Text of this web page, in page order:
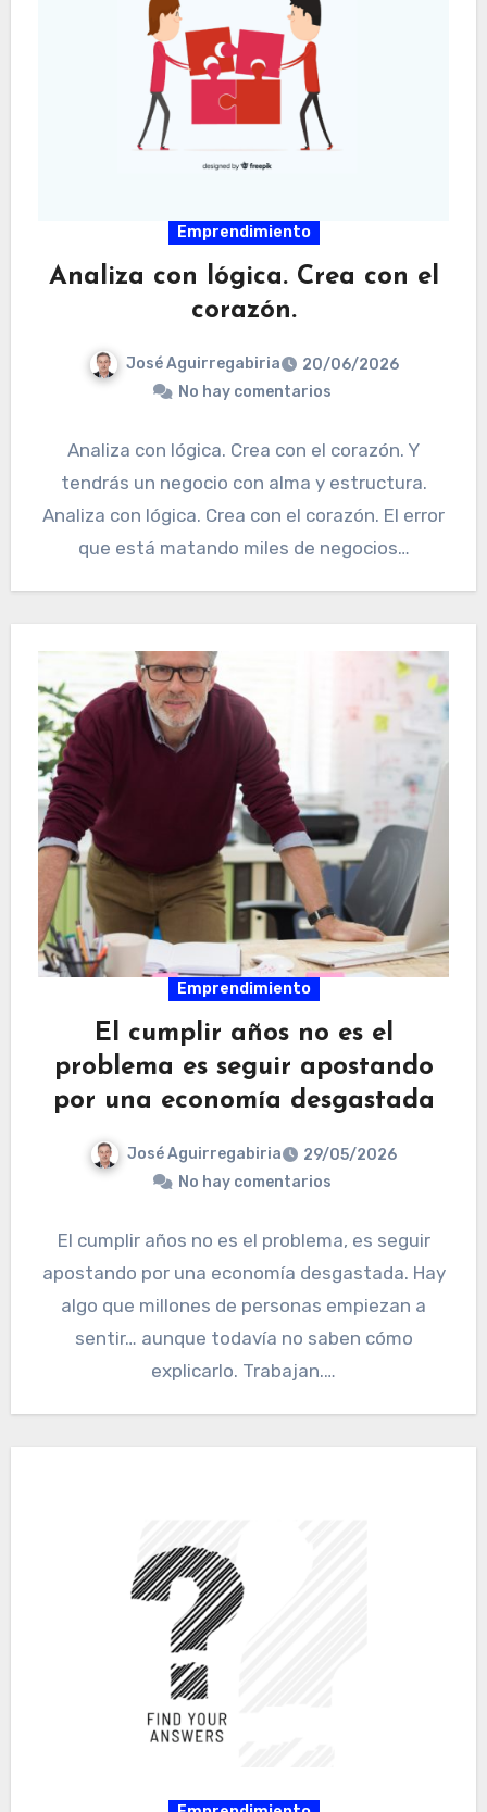
Emprendimiento
Analiza con lógica. Crea con el
corazón.
José Aguirregabiria
20/06/2026
No hay comentarios
Analiza con lógica. Crea con el corazón. Y
tendrás un negocio con alma y estructura.
Analiza con lógica. Crea con el corazón. El error
que está matando miles de negocios…
Emprendimiento
El cumplir años no es el
problema es seguir apostando
por una economía desgastada
José Aguirregabiria
29/05/2026
No hay comentarios
El cumplir años no es el problema, es seguir
apostando por una economía desgastada. Hay
algo que millones de personas empiezan a
sentir… aunque todavía no saben cómo
explicarlo. Trabajan.…